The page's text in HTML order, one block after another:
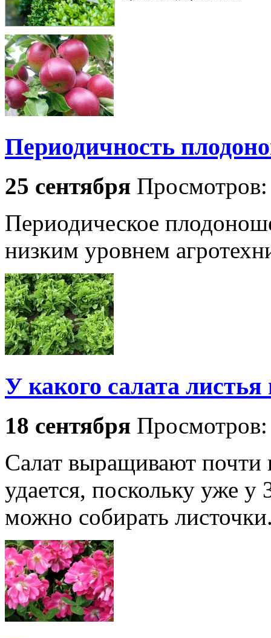
Периодичность
25 сентября
Периодическое
низким уровнем
У какого салата листья
18 сентября
Салат выращивают почти
удается, поскольку уже
можно собирать